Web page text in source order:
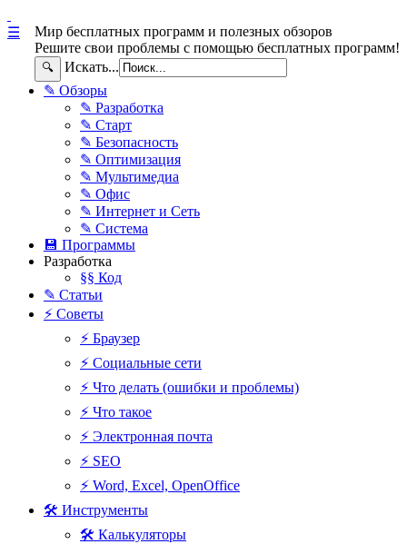
Мир бесплатных программ и полезных обзоров
Решите свои проблемы с помощью бесплатных программ!
🔍 Искать...
☰
✎ Обзоры
✎ Разработка
✎ Старт
✎ Безопасность
✎ Оптимизация
✎ Мультимедиа
✎ Офис
✎ Интернет и Сеть
✎ Система
💾 Программы
Разработка
§§ Код
✎ Статьи
⚡ Советы
⚡ Браузер
⚡ Социальные сети
⚡ Что делать (ошибки и проблемы)
⚡ Что такое
⚡ Электронная почта
⚡ SEO
⚡ Word, Excel, OpenOffice
🛠 Инструменты
🛠 Калькуляторы